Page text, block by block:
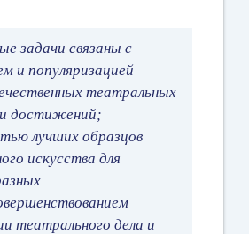
задачи связаны с
и популяризацией
театральных
достижений;
лучших образцов
искусства для
театрального дела и